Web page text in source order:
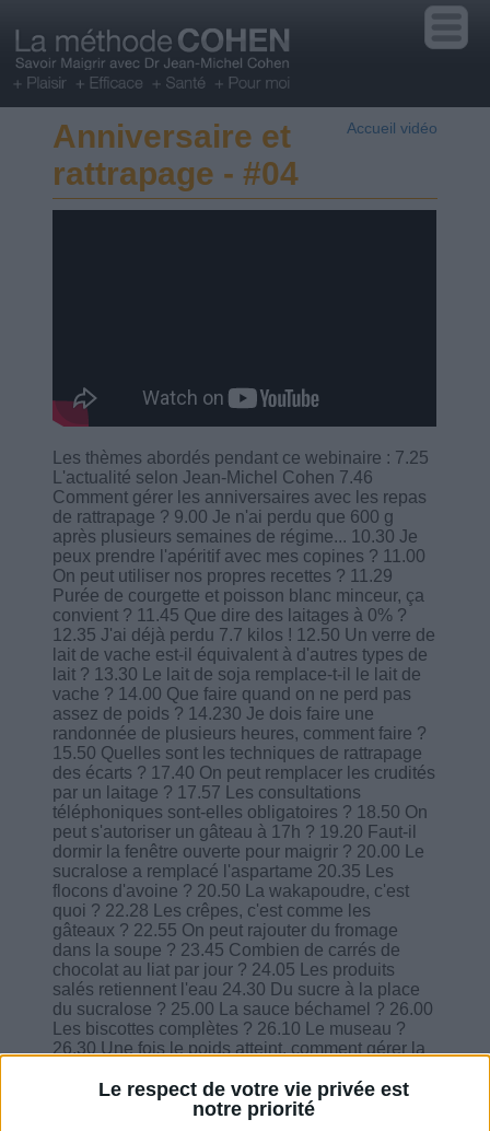
Le respect de votre vie privée est
notre priorité
Accueil vidéo
Anniversaire et
rattrapage - #04
Les thèmes abordés pendant ce webinaire : 7.25
L'actualité selon Jean-Michel Cohen 7.46
Comment gérer les anniversaires avec les repas
de rattrapage ? 9.00 Je n'ai perdu que 600 g
après plusieurs semaines de régime... 10.30 Je
peux prendre l'apéritif avec mes copines ? 11.00
On peut utiliser nos propres recettes ? 11.29
Purée de courgette et poisson blanc minceur, ça
convient ? 11.45 Que dire des laitages à 0% ?
12.35 J'ai déjà perdu 7.7 kilos ! 12.50 Un verre de
lait de vache est-il équivalent à d'autres types de
lait ? 13.30 Le lait de soja remplace-t-il le lait de
vache ? 14.00 Que faire quand on ne perd pas
assez de poids ? 14.230 Je dois faire une
randonnée de plusieurs heures, comment faire ?
15.50 Quelles sont les techniques de rattrapage
des écarts ? 17.40 On peut remplacer les crudités
par un laitage ? 17.57 Les consultations
téléphoniques sont-elles obligatoires ? 18.50 On
peut s'autoriser un gâteau à 17h ? 19.20 Faut-il
dormir la fenêtre ouverte pour maigrir ? 20.00 Le
sucralose a remplacé l'aspartame 20.35 Les
flocons d'avoine ? 20.50 La wakapoudre, c'est
quoi ? 22.28 Les crêpes, c'est comme les
gâteaux ? 22.55 On peut rajouter du fromage
dans la soupe ? 23.45 Combien de carrés de
chocolat au liat par jour ? 24.05 Les produits
salés retiennent l'eau 24.30 Du sucre à la place
du sucralose ? 25.00 La sauce béchamel ? 26.00
Les biscottes complètes ? 26.10 Le museau ?
26.30 Une fois le poids atteint, comment gérer la
fécule de pomme de terre et la fécule de maïs ?
27.30 Les fruits déshydratés, c'est comme les